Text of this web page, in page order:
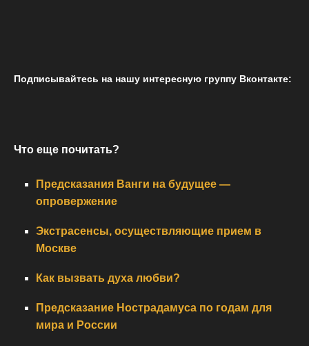
Подписывайтесь на нашу интересную группу Вконтакте:
Что еще почитать?
Предсказания Ванги на будущее —
опровержение
Экстрасенсы, осуществляющие прием в
Москве
Как вызвать духа любви?
Предсказание Нострадамуса по годам для
мира и России